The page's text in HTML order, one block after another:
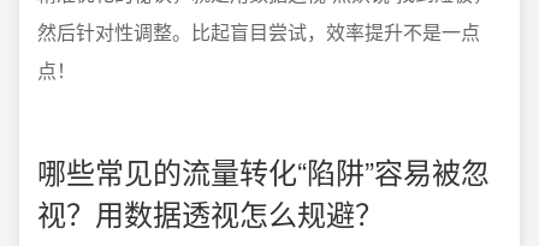
然后针对性调整。比起盲目尝试，效率提升不是一点
点！
哪些常见的流量转化“陷阱”容易被忽
视？用数据透视怎么规避？